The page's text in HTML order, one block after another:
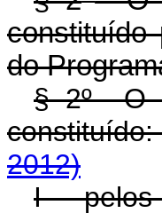
constituído
do
§ 2º O
2012)
I - pelos